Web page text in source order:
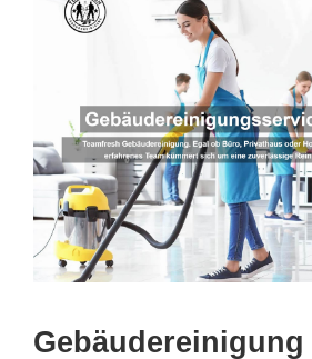
Gebäudereinigung